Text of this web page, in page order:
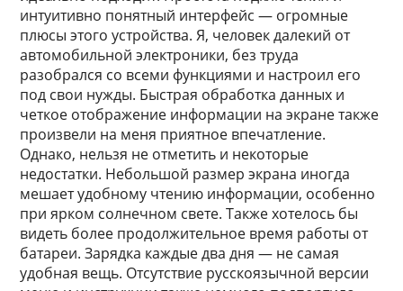
интуитивно понятный интерфейс — огромные
плюсы этого устройства. Я, человек далекий от
автомобильной электроники, без труда
разобрался со всеми функциями и настроил его
под свои нужды. Быстрая обработка данных и
четкое отображение информации на экране также
произвели на меня приятное впечатление.
Однако, нельзя не отметить и некоторые
недостатки. Небольшой размер экрана иногда
мешает удобному чтению информации, особенно
при ярком солнечном свете. Также хотелось бы
видеть более продолжительное время работы от
батареи. Зарядка каждые два дня — не самая
удобная вещь. Отсутствие русскоязычной версии